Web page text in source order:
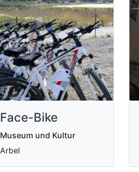
Face-Bike
Museum und Kultur
Arbel